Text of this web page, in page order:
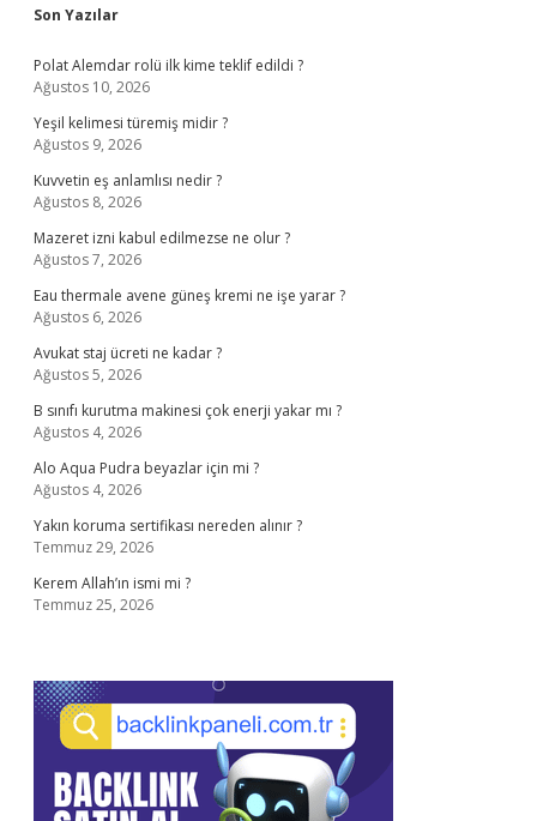
Sidebar
Son Yazılar
Polat Alemdar rolü ilk kime teklif edildi ?
Ağustos 10, 2026
Yeşil kelimesi türemiş midir ?
Ağustos 9, 2026
Kuvvetin eş anlamlısı nedir ?
Ağustos 8, 2026
Mazeret izni kabul edilmezse ne olur ?
Ağustos 7, 2026
Eau thermale avene güneş kremi ne işe yarar ?
Ağustos 6, 2026
Avukat staj ücreti ne kadar ?
Ağustos 5, 2026
B sınıfı kurutma makinesi çok enerji yakar mı ?
Ağustos 4, 2026
Alo Aqua Pudra beyazlar için mi ?
Ağustos 4, 2026
Yakın koruma sertifikası nereden alınır ?
Temmuz 29, 2026
Kerem Allah’ın ismi mi ?
Temmuz 25, 2026